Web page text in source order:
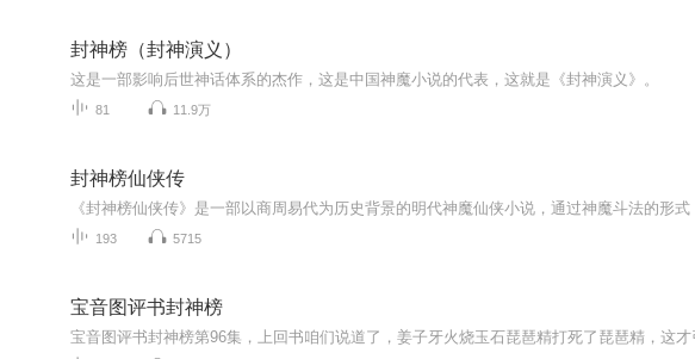
封神榜（封神演义）
这是一部影响后世神话体系的杰作，这是中国神魔小说的代表，这就是《封神演义》。
81 11.9万
封神榜仙侠传
193 5715
宝音图评书封神榜